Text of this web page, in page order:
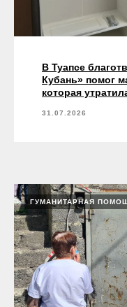
В Туапсе
Кубань» помог
которая
31.07.2026
ГУМАНИТАРНАЯ